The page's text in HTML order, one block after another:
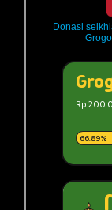
Donasi